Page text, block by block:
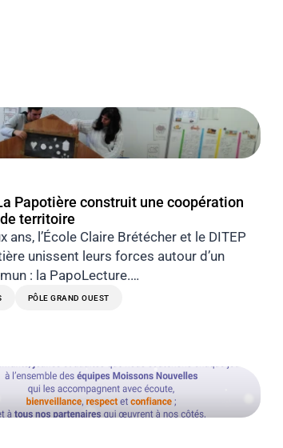
Papotière construit une coopération
territoire
ans, l’École Claire Brétécher et le DITEP
unissent leurs forces autour d’un
: la PapoLecture.…
PÔLE GRAND OUEST